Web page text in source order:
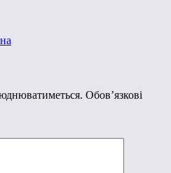
Обов’язкові